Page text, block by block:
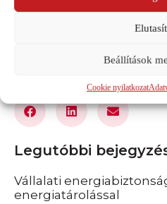
környezeti és egyéb
Legutóbbi
Vállalati
energiatárolással